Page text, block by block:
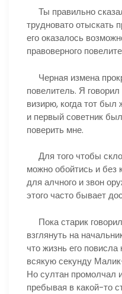
Ты правильно
трудновато отыскать
его оказалось
правоверного
Черная измена
повелитель. Я
визирю, когда тот был
и первый советник
поверить мне.
Для того чтобы
можно обойтись и без
для алчного и звон
этого часто бывает
Пока старик
взглянуть на
что жизнь его повисла
всякую секунду
Но султан промолчал
пребывая в какой-то